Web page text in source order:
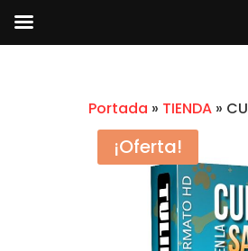
Portada » TIENDA »
¡Oferta!